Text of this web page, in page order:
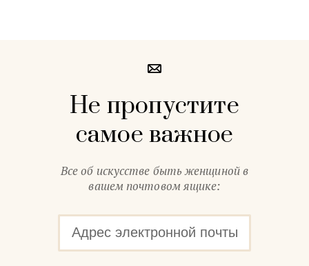
Не пропустите
самое важное
Все об искусстве быть женщиной в
вашем почтовом ящике: